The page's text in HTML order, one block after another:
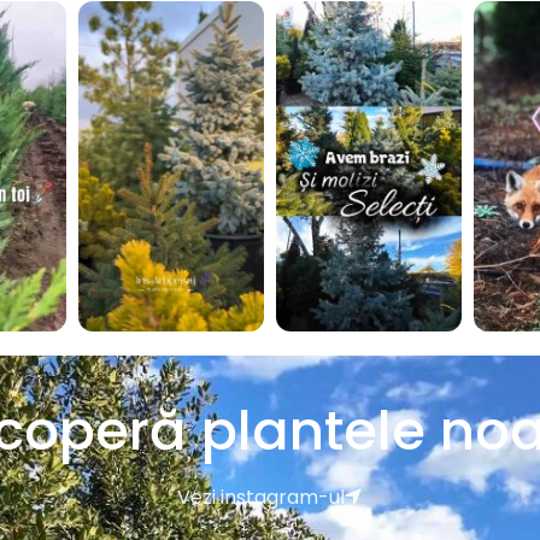
plantele
Vezi instagram-ul